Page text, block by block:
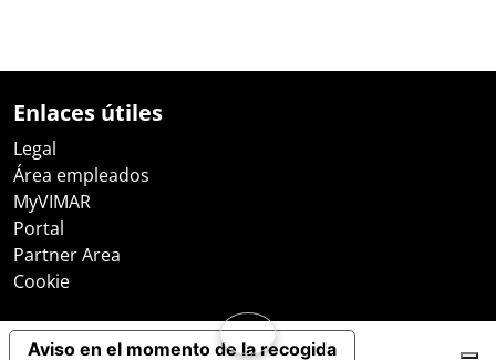
Enlaces útiles
Legal
Área empleados
MyVIMAR
Portal
Partner Area
Cookie
Aviso en el momento de la recogida